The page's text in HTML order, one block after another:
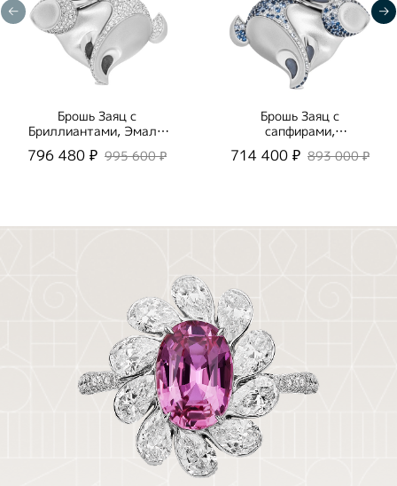
Брошь Заяц с
Бриллиантами, Эмаль,
Brs0269-6/1
796 480 ₽ 995 600 ₽
Брошь Заяц с
сапфирами,
бриллиантами и
эмалью, Brs0269-6/2
714 400 ₽ 893 000 ₽